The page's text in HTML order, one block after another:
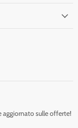
aggiornato sulle offerte!